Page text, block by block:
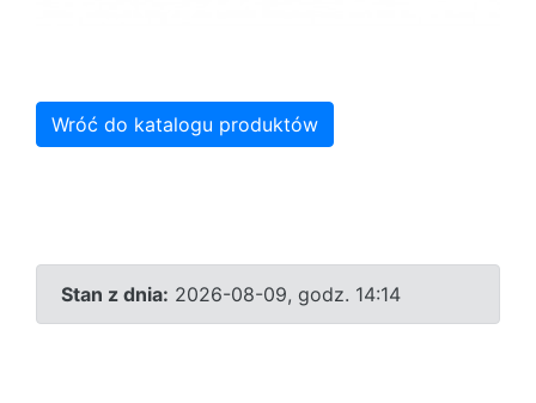
Wróć do katalogu produktów
Stan z dnia: 2026-08-09, godz. 14:14